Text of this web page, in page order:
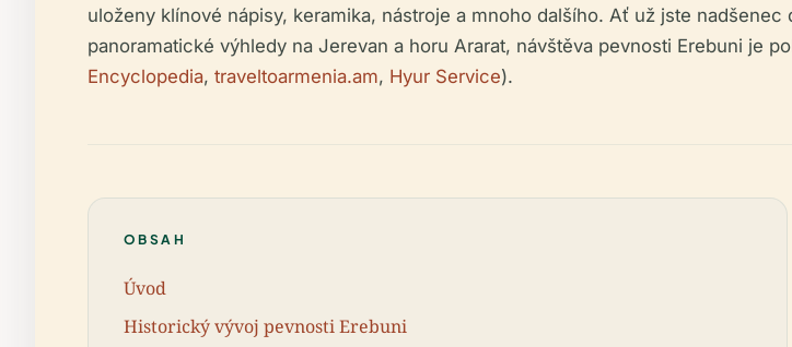
uloženy klínové nápisy, keramika, nástroje a mnoho dalšího. Ať už jste
panoramatické výhledy na Jerevan a horu Ararat, návštěva pevnosti Erebuni je
Encyclopedia, traveltoarmenia.am, Hyur Service).
OBSAH
Úvod
Historický vývoj pevnosti Erebuni